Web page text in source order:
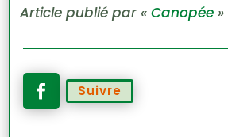
Article publié par «Canopée
Suivre